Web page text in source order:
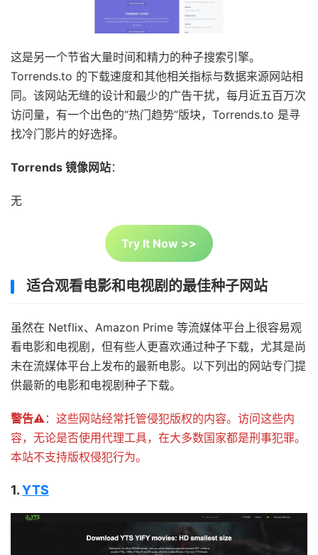
这是另一个节省大量时间和精力的种子搜索引擎。
Torrends.to 的下载速度和其他相关指标与数据来源网站相
同。该网站无缝的设计和最少的广告干扰，每月近五百万次
访问量，有一个出色的“热门趋势”版块，Torrends.to 是寻
找冷门影片的好选择。
Torrends 镜像网站：
无
Try It Now >>
适合观看电影和电视剧的最佳种子网站
虽然在 Netflix、Amazon Prime 等流媒体平台上很容易观
看电影和电视剧，但有些人更喜欢通过种子下载，尤其是尚
未在流媒体平台上发布的最新电影。以下列出的网站专门提
供最新的电影和电视剧种子下载。
警告⚠️：这些网站经常托管侵犯版权的内容。访问这些内
容，无论是否使用代理工具，在大多数国家都是刑事犯罪。
本站不支持版权侵犯行为。
1.YTS